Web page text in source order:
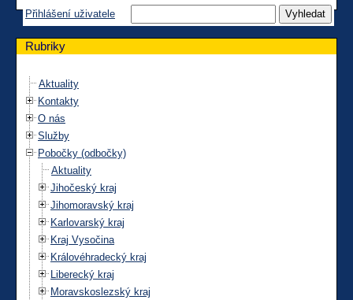
Přihlášení uživatele
Rubriky
Aktuality
Kontakty
O nás
Služby
Pobočky (odbočky)
Aktuality
Jihočeský kraj
Jihomoravský kraj
Karlovarský kraj
Kraj Vysočina
Královéhradecký kraj
Liberecký kraj
Moravskoslezský kraj